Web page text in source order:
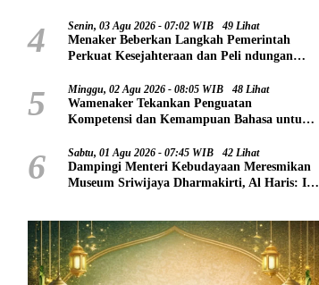
4 Senin, 03 Agu 2026 - 07:02 WIB 49 Lihat
Menaker Beberkan Langkah Pemerintah
Perkuat Kesejahteraan dan Peli ndungan
5 Minggu, 02 Agu 2026 - 08:05 WIB 48 Lihat
Wamenaker Tekankan Penguatan
Kompetensi dan Kemampuan Bahasa untuk
6 Sabtu, 01 Agu 2026 - 07:45 WIB 42 Lihat
Dampingi Menteri Kebudayaan Meresmikan
Museum Sriwijaya Dharmakirti, Al Haris: Ini